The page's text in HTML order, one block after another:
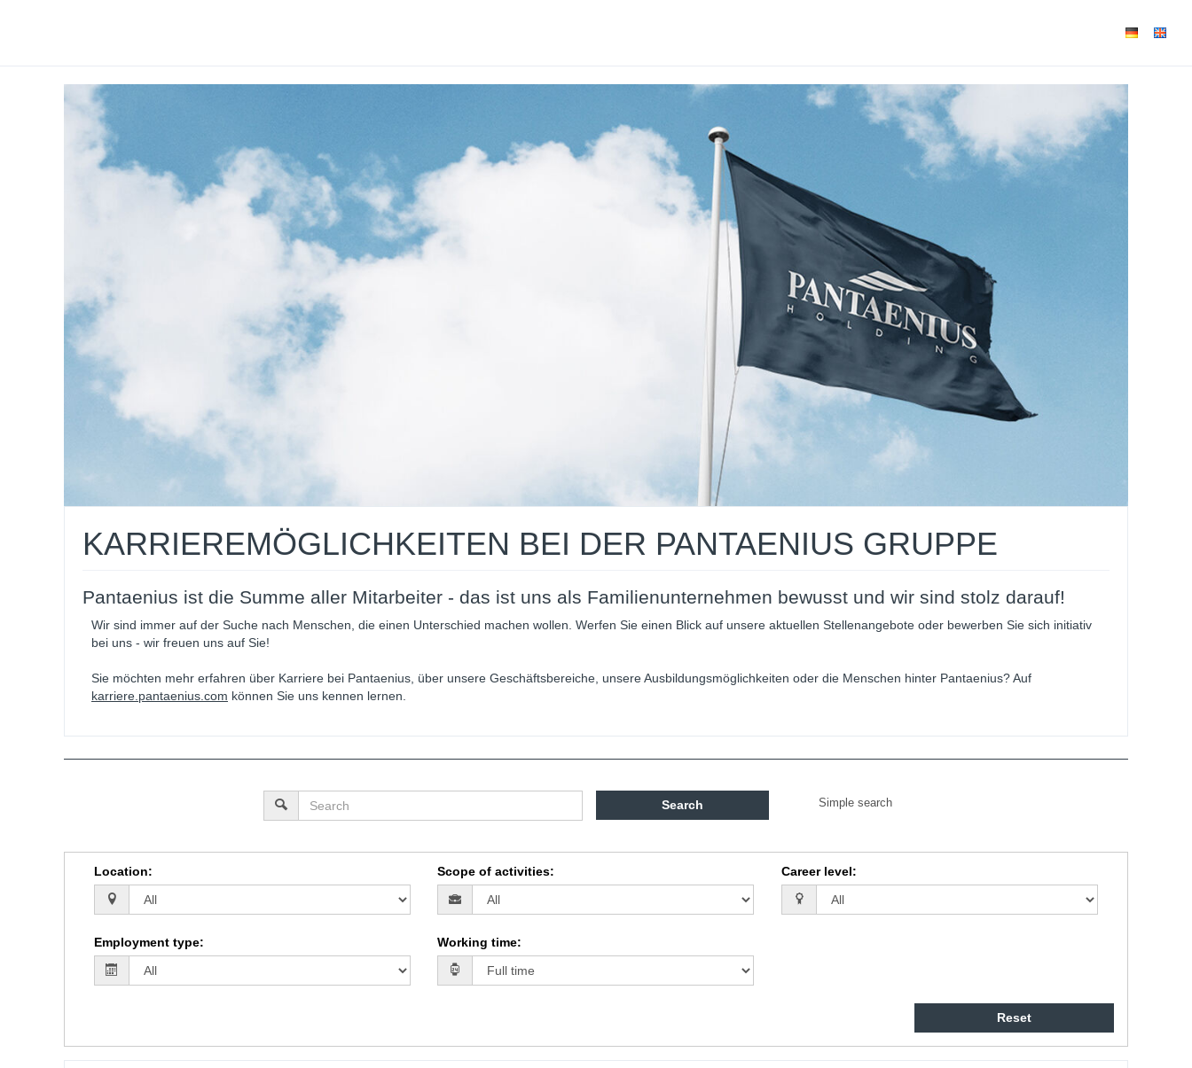
KARRIEREMÖGLICHKEITEN BEI DER PANTAENIUS GRUPPE
Pantaenius ist die Summe aller Mitarbeiter - das ist uns als Familienunternehmen bewusst und wir sind stolz darauf!
Wir sind immer auf der Suche nach Menschen, die einen Unterschied machen wollen. Werfen Sie einen Blick auf unsere aktuellen Stellenangebote oder bewerben Sie sich initiativ
bei uns - wir freuen uns auf Sie!
Sie möchten mehr erfahren über Karriere bei Pantaenius, über unsere Geschäftsbereiche, unsere Ausbildungsmöglichkeiten oder die Menschen hinter Pantaenius? Auf
karriere.pantaenius.com können Sie uns kennen lernen.
Search Simple search
Location: Scope of activities: Career level:
Employment type: Working time:
Reset